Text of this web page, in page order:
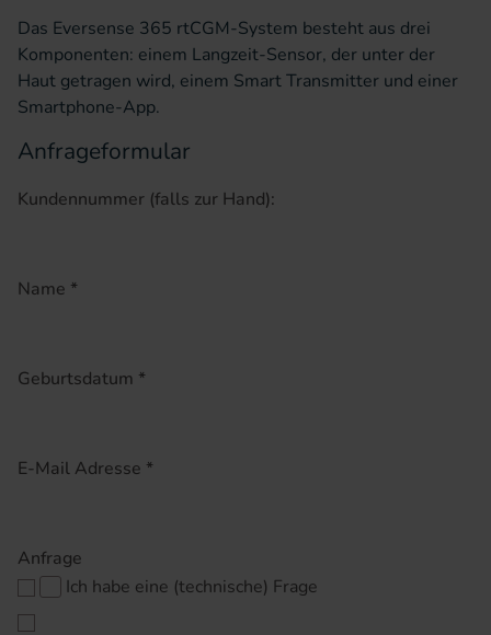
Das Eversense 365 rtCGM-System besteht aus drei
Komponenten: einem Langzeit-Sensor, der unter der
Haut getragen wird, einem Smart Transmitter und einer
Smartphone-App.
Anfrageformular
Kundennummer (falls zur Hand):
Name *
Geburtsdatum *
E-Mail Adresse *
Anfrage
Ich habe eine (technische) Frage